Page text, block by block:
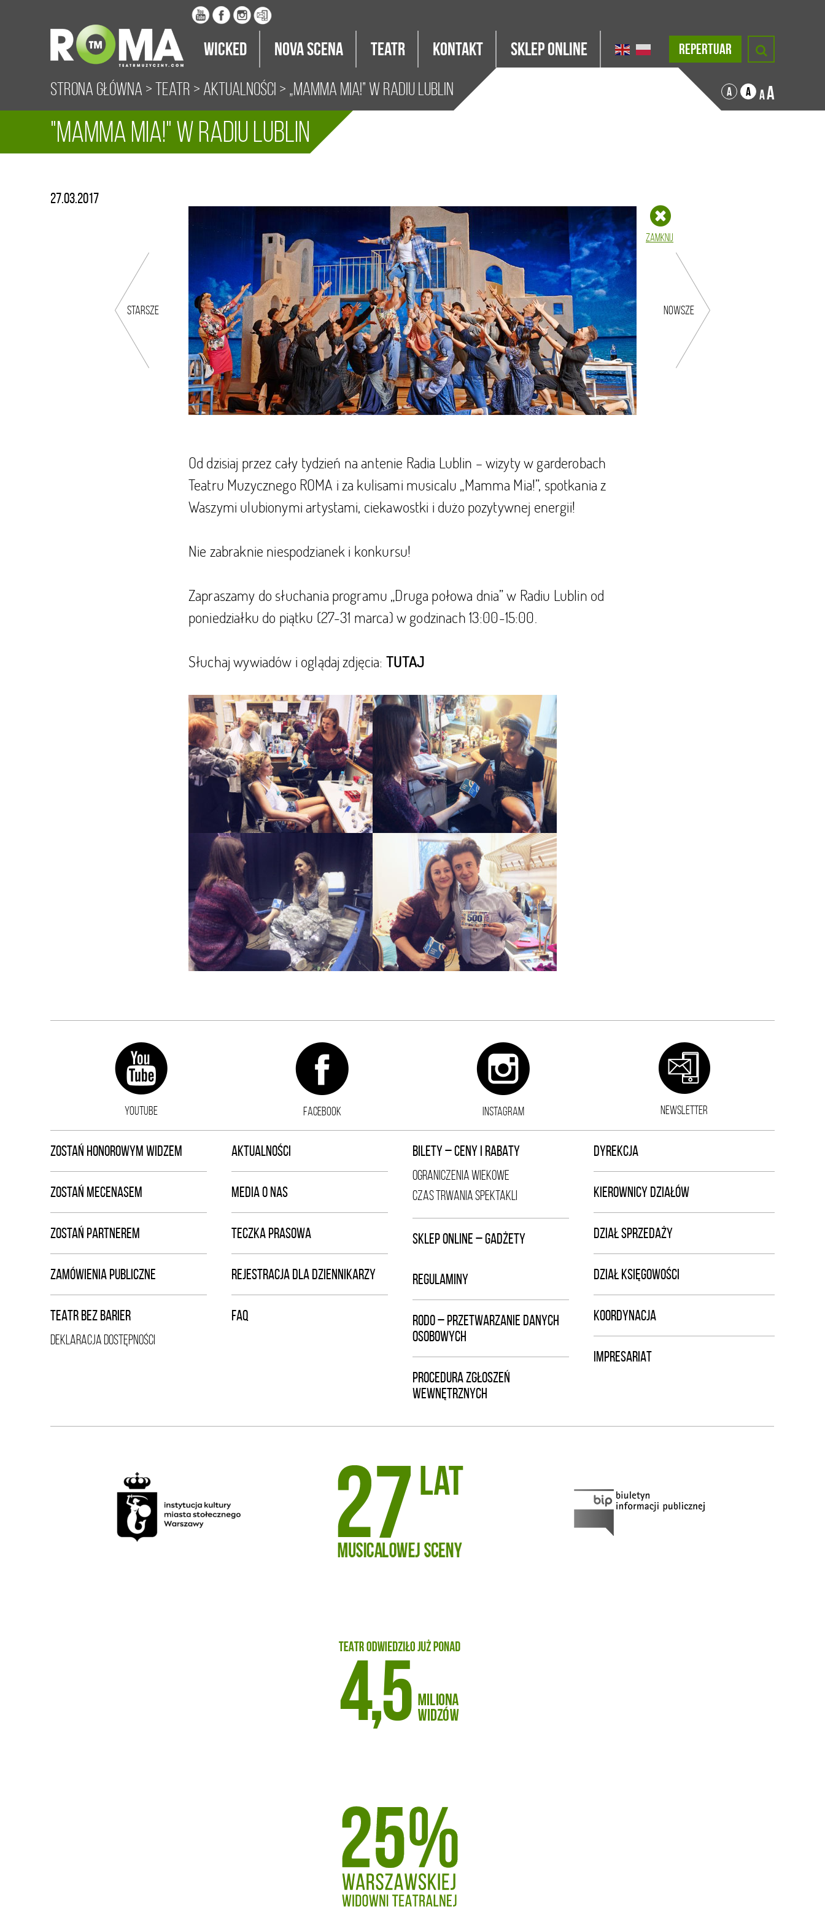
Wicked Nova Scena Teatr Kontakt Sklep Online REPERTUAR
Strona główna >Teatr > Aktualności > „Mamma Mia!” w Radiu Lublin A A AA
"Mamma Mia!" w Radiu Lublin
27.03.2017
Zamknij
nowsze
starsze
Od dzisiaj przez cały tydzień na antenie Radia Lublin – wizyty w garderobach
Teatru Muzycznego ROMA i za kulisami musicalu „Mamma Mia!”, spotkania z
Waszymi ulubionymi artystami, ciekawostki i dużo pozytywnej energii!
Nie zabraknie niespodzianek i konkursu!
Zapraszamy do słuchania programu „Druga połowa dnia” w Radiu Lublin od
poniedziałku do piątku (27-31 marca) w godzinach 13:00-15:00.
Słuchaj wywiadów i oglądaj zdjęcia: TUTAJ
YOUTUBE FACEBOOK INSTAGRAM NEWSLETTER
ZOSTAŃ HONOROWYM WIDZEM
ZOSTAŃ MECENASEM
ZOSTAŃ PARTNEREM
ZAMÓWIENIA PUBLICZNE
TEATR BEZ BARIER
DEKLARACJA DOSTĘPNOŚCI
AKTUALNOŚCI
MEDIA O NAS
TECZKA PRASOWA
REJESTRACJA DLA DZIENNIKARZY
FAQ
BILETY – CENY I RABATY
OGRANICZENIA WIEKOWE
CZAS TRWANIA SPEKTAKLI
SKLEP ONLINE – GADŻETY
REGULAMINY
RODO – PRZETWARZANIE DANYCH
OSOBOWYCH
PROCEDURA ZGŁOSZEŃ
WEWNĘTRZNYCH
DYREKCJA
KIEROWNICY DZIAŁÓW
DZIAŁ SPRZEDAŻY
DZIAŁ KSIĘGOWOŚCI
KOORDYNACJA
IMPRESARIAT